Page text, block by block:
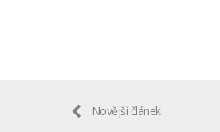
Novější článek